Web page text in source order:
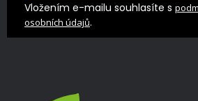
Vložením e-mailu souhlasíte s
osobních údajů.